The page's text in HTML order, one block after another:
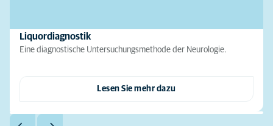
Liquordiagnostik
Eine diagnostische Untersuchungsmethode der Neurologie.
Lesen Sie mehr dazu